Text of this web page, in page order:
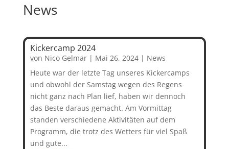
News
Kickercamp 2024
von Nico Gelmar| Mai 26, 2024| News
Heute war der letzte Tag unseres Kickercamps
und obwohl der Samstag wegen des Regens
nicht ganz nach Plan lief, haben wir dennoch
das Beste daraus gemacht. Am Vormittag
standen verschiedene Aktivitäten auf dem
Programm, die trotz des Wetters für viel Spaß
und gute...